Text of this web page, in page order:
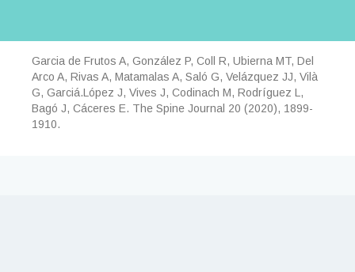
Garcia de Frutos A, González P, Coll R, Ubierna MT, Del
Arco A, Rivas A, Matamalas A, Saló G, Velázquez JJ, Vilà
G, Garciá.López J, Vives J, Codinach M, Rodríguez L,
Bagó J, Cáceres E. The Spine Journal 20 (2020), 1899-
1910.